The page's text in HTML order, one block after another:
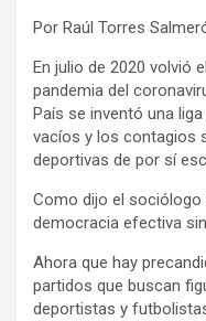
Por Raúl Torres
En julio de 2020 volvió
pandemia del
País se inventó una
vacíos y los contagios
deportivas de por sí
Como dijo el sociólogo
democracia efectiva
Ahora que hay
partidos que buscan
deportistas y